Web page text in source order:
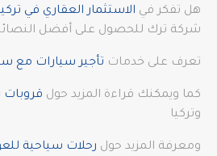
هل تفكر في الاستثمار العقاري في
شركة ترك للحصول على أفضل
تعرف على خدمات تأجير سيارات مع
كما ويمكنك قراءة المزيد حول قروبات
وتركيا
ومعرفة المزيد حول رحلات سياحية